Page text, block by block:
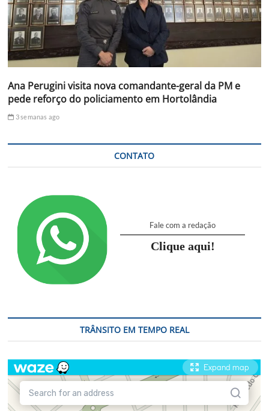
Ana Perugini visita nova comandante-geral da PM e
pede reforço do policiamento em Hortolândia
3 semanas ago
CONTATO
Fale com a redação
Clique aqui!
TRÂNSITO EM TEMPO REAL